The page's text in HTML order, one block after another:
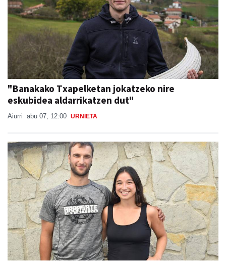
"Banakako Txapelketan jokatzeko nire
eskubidea aldarrikatzen dut"
Aiurri abu 07, 12:00 URNIETA